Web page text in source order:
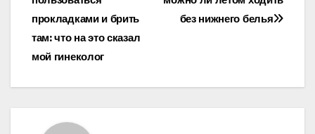
по
записям
без нижнего белья
прокладками и брить
там: что на это сказал
мой гинеколог